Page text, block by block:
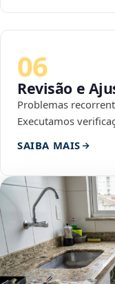
06
Revisão e
Problemas
Executamos
SAIBA MAIS